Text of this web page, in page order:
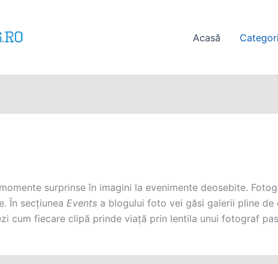
Acasă
surprinse în imagini la evenimente deosebite.
În secțiunea Events a blogului foto vei găsi galerii pline
cum fiecare clipă prinde viață prin lentila unui fotograf